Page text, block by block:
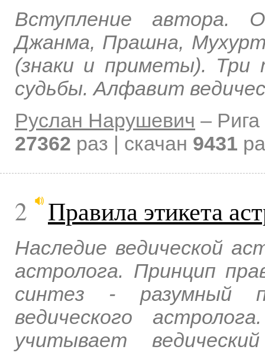
Вступление автора.
Джанма, Прашна,
(знаки и приметы).
судьбы. Алфавит
Руслан Нарушевич –
27362 раз | скачан 9431
2 Правила этикета
Наследие ведической
астролога. Принцип
синтез - разумный
ведического
учитывает